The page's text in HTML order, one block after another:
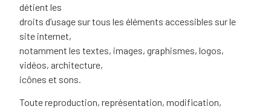
détient les
droits d’usage sur tous les éléments accessibles sur le
site internet,
notamment les textes, images, graphismes, logos,
vidéos, architecture,
icônes et sons.
Toute reproduction, représentation, modification,